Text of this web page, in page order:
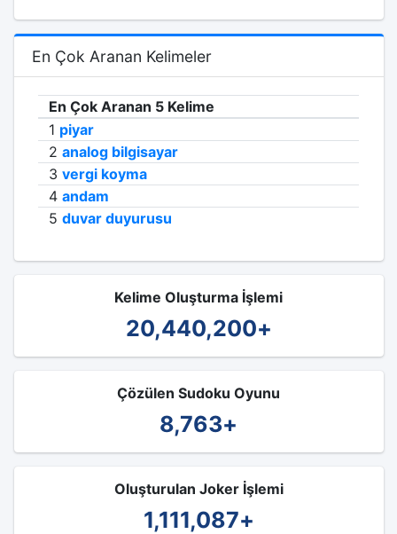
En Çok Aranan Kelimeler
En Çok Aranan 5 Kelime
1 piyar
2 analog bilgisayar
3 vergi koyma
4 andam
5 duvar duyurusu
Kelime Oluşturma İşlemi
20,440,200+
Çözülen Sudoku Oyunu
8,763+
Oluşturulan Joker İşlemi
1,111,087+